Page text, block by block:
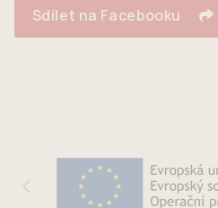
Sdílet na Facebooku